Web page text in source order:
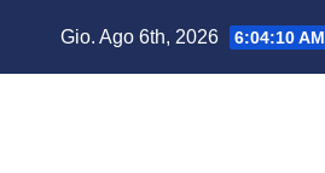
Gio. Ago 6th, 2026 6:04:11 AM